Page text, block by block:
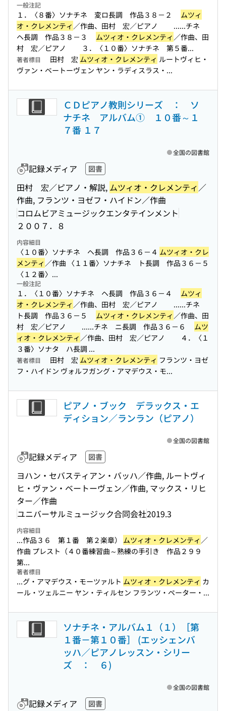
一般注記
１．〈８番〉ソナチネ 変ロ長調 作品３８－２ ムツィ
オ・クレメンティ ／作曲、田村 宏／ピアノ ......チネ
ヘ長調 作品３８－３ ムツィオ・クレメンティ ／作曲、田
村 宏／ピアノ ３．〈１０番〉ソナチネ 第５番...
著者標目 田村 宏 ムツィオ・クレメンティ ルートヴィヒ・
ヴァン・ベートーヴェン ヤン・ラディスラス・...
ＣＤピアノ教則シリーズ ： ソ
ナチネ アルバム① １０番～１
７番 １７
記録メディア 図書
田村 宏／ピアノ・解説, ムツィオ・クレメンティ／
作曲, フランツ・ヨゼフ・ハイドン／作曲
コロムビアミュージックエンタテインメント
２００７．８
全国の図書館
内容細目
〈１０番〉ソナチネ ヘ長調 作品３６－４ ムツィオ・クレ
メンティ ／作曲 〈１１番〉ソナチネ ト長調 作品３６－５
〈１２番〉...
一般注記
１．〈１０番〉ソナチネ ヘ長調 作品３６－４ ムツィ
オ・クレメンティ ／作曲、田村 宏／ピアノ ......チネ
ト長調 作品３６－５ ムツィオ・クレメンティ ／作曲、田
村 宏／ピアノ ......チネ ニ長調 作品３６－６ ムツ
ィオ・クレメンティ ／作曲、田村 宏／ピアノ ４．〈１
３番〉ソナタ ハ長調 ...
著者標目 田村 宏 ムツィオ・クレメンティ フランツ・ヨゼ
フ・ハイドン ヴォルフガング・アマデウス・モ...
ピアノ・ブック デラックス・エ
ディション／ランラン（ピアノ）
記録メディア 図書
ヨハン・セバスティアン・バッハ／作曲, ルートヴィ
ヒ・ヴァン・ベートーヴェン／作曲, マックス・リヒ
ター／作曲
ユニバーサルミュージック合同会社2019.3
全国の図書館
内容細目
...作品３６ 第１番 第２楽章） ムツィオ・クレメンティ ／
作曲 プレスト（４０番練習曲～熟練の手引き 作品２９９
第...
著者標目
...グ・アマデウス・モーツァルト ムツィオ・クレメンティ カ
ール・ツェルニー ヤン・ティルセン フランツ・ペーター・...
ソナチネ・アルバム１（１）［第
１番－第１０番］ (エッシェンバ
ッハ／ピアノレッスン・シリー
ズ ： ６)
記録メディア 図書
全国の図書館